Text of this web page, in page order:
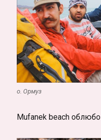
о. Ормуз
Mufanek beach